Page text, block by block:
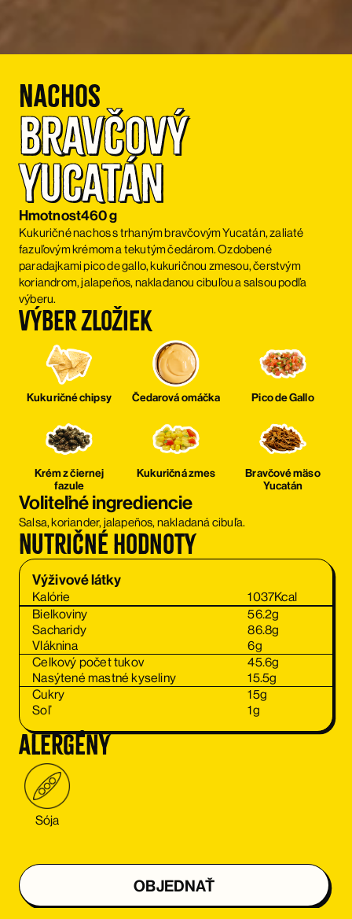
Nachos
Bravčový
Yucatán
Hmotnost460 g
Kukuričné nachos s trhaným bravčovým Yucatán, zaliaté
fazuľovým krémom a tekutým čedárom. Ozdobené
paradajkami pico de gallo, kukuričnou zmesou, čerstvým
koriandrom, jalapeños, nakladanou cibuľou a salsou podľa
výberu.
Výber zložiek
Kukuričné chipsy Čedarová omáčka Pico de Gallo
Krém z čiernej
fazule
Kukuričná zmes
Bravčové mäso
Yucatán
Voliteľné ingrediencie
Salsa, koriander, jalapeños, nakladaná cibuľa.
Nutričné hodnoty
Výživové látky
Kalórie 1037Kcal
Bielkoviny
56.2g
Sacharidy
86.8g
Vláknina
6g
Celkový počet tukov
45.6g
Nasýtené mastné kyseliny
15.5g
Cukry
15g
Soľ
1g
alergény
Sója
OBJEDNAŤ